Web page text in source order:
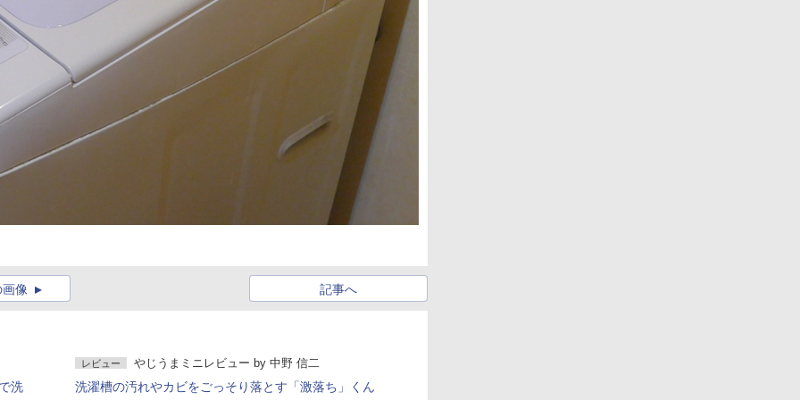
記事へ
像
洗
レビュー やじうまミニレビュー by 中野 信二
洗濯槽の汚れやカビをごっそり落とす「激落ち」くん